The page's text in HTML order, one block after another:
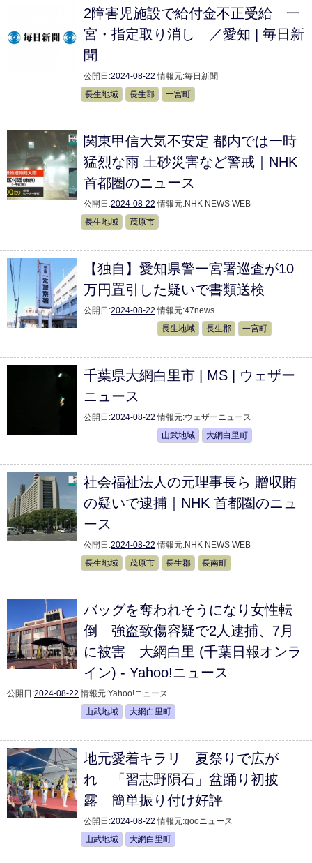
2障害児施設で給付金不正受給 一
宮・指定取り消し ／愛知 | 毎日新
聞
公開日:2024-08-22 情報元:毎日新聞
長生地域
長生郡 一宮町
関東甲信大気不安定 都内では一時
猛烈な雨 土砂災害など警戒｜NHK
首都圏のニュース
公開日:2024-08-22 情報元:NHK NEWS WEB
長生地域
茂原市
【独自】愛知県警一宮署巡査が10
万円置引した疑いで書類送検
公開日:2024-08-22 情報元:47news
長生地域
長生郡 一宮町
千葉県大網白里市 | MS | ウェザー
ニュース
公開日:2024-08-22 情報元:ウェザーニュース
山武地域
大網白里町
社会福祉法人の元理事長ら 贈収賄
の疑いで逮捕｜NHK 首都圏のニュ
ース
公開日:2024-08-22 情報元:NHK NEWS WEB
長生地域
茂原市 長生郡 長南町
バッグを奪われそうになり女性転
倒 強盗致傷容疑で2人逮捕、7月
に被害 大網白里 (千葉日報オンラ
イン) - Yahoo!ニュース
公開日:2024-08-22 情報元:Yahoo!ニュース
山武地域
大網白里町
地元愛着キラリ 夏祭りで広が
れ 「習志野隕石」盆踊り初披
露 簡単振り付け好評
公開日:2024-08-22 情報元:gooニュース
山武地域
大網白里町